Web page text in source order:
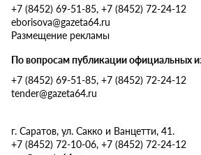
+7 (8452) 69-51-85, +7 (8452) 72-24-12
eborisova@gazeta64.ru
Размещение рекламы
По вопросам публикации официальных
+7 (8452) 69-51-85, +7 (8452) 72-24-12
tender@gazeta64.ru
г. Саратов, ул. Сакко и Ванцетти, 41.
+7 (8452) 72-10-06, +7 (8452) 72-24-12